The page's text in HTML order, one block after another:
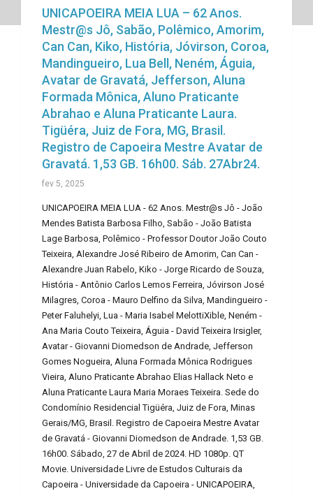
UNICAPOEIRA MEIA LUA – 62 Anos.
Mestr@s Jô, Sabão, Polêmico, Amorim,
Can Can, Kiko, História, Jóvirson, Coroa,
Mandingueiro, Lua Bell, Neném, Águia,
Avatar de Gravatá, Jefferson, Aluna
Formada Mônica, Aluno Praticante
Abrahao e Aluna Praticante Laura.
Tigüéra, Juiz de Fora, MG, Brasil.
Registro de Capoeira Mestre Avatar de
Gravatá. 1,53 GB. 16h00. Sáb. 27Abr24.
fev 5, 2025
UNICAPOEIRA MEIA LUA - 62 Anos. Mestr@s Jô - João
Mendes Batista Barbosa Filho, Sabão - João Batista
Lage Barbosa, Polêmico - Professor Doutor João Couto
Teixeira, Alexandre José Ribeiro de Amorim, Can Can -
Alexandre Juan Rabelo, Kiko - Jorge Ricardo de Souza,
História - Antônio Carlos Lemos Ferreira, Jóvirson José
Milagres, Coroa - Mauro Delfino da Silva, Mandingueiro -
Peter Faluhelyi, Lua - Maria Isabel MelottiXible, Neném -
Ana Maria Couto Teixeira, Águia - David Teixeira Irsigler,
Avatar - Giovanni Diomedson de Andrade, Jefferson
Gomes Nogueira, Aluna Formada Mônica Rodrigues
Vieira, Aluno Praticante Abrahao Elias Hallack Neto e
Aluna Praticante Laura Maria Moraes Teixeira. Sede do
Condomínio Residencial Tigüéra, Juiz de Fora, Minas
Gerais/MG, Brasil. Registro de Capoeira Mestre Avatar
de Gravatá - Giovanni Diomedson de Andrade. 1,53 GB.
16h00. Sábado, 27 de Abril de 2024. HD 1080p. QT
Movie. Universidade Livre de Estudos Culturais da
Capoeira - Universidade da Capoeira - UNICAPOEIRA,